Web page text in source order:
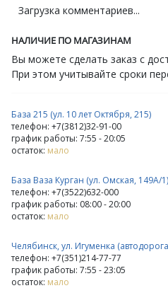
Загрузка комментариев...
НАЛИЧИЕ ПО МАГАЗИНАМ
Вы можете сделать заказ с
При этом учитывайте сроки
База 215 (ул. 10 лет Октября, 215)
телефон: +7(3812)32-91-00
график работы: 7:55 - 20:05
остаток: мало
База Ваза Курган (ул. Омская, 149А/1)
телефон: +7(3522)632-000
график работы: 08:00 - 20:00
остаток: мало
Челябинск, ул. Игуменка
телефон: +7(351)214-77-77
график работы: 7:55 - 23:05
остаток: мало